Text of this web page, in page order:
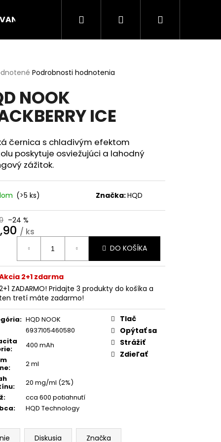
NÁPLNE CANNA ENERGY VRECÚŠKA
Hľadať PrihlásenieNákupný
Podrobnosti hodnotenia
NOOK
ICE
černica s chladivým efektom
poskytuje osviežujúci a lahodný
zážitok.
(>5 ks) Značka:HQD
–24 %
/ ks
DO KOŠÍKA
2+1 zdarma
ZADARMO! Pridajte 3 produkty do košíka a
ten tretí máte zadarmo!
: HQD NOOK
6937105460580
:
400 mAh
:
2 ml
:
20 mg/ml (2%)
:
cca 600 potiahnutí
: HQD Technology
Tlač
Opýtať sa
Strážiť
Zdieľať
Diskusia Značka
Nasledujúce
16 MG